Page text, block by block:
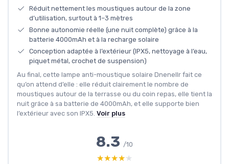
Réduit nettement les moustiques autour de la zone
d’utilisation, surtout à 1–3 mètres
Bonne autonomie réelle (une nuit complète) grâce à la
batterie 4000mAh et à la recharge solaire
Conception adaptée à l’extérieur (IPX5, nettoyage à l’eau,
piquet métal, crochet de suspension)
Au final, cette lampe anti-moustique solaire Dnenellr fait ce
qu’on attend d’elle : elle réduit clairement le nombre de
moustiques autour de la terrasse ou du coin repas, elle tient la
nuit grâce à sa batterie de 4000mAh, et elle supporte bien
l’extérieur avec son IPX5. Voir plus
8.3 /10
★★★★★
★★★★★